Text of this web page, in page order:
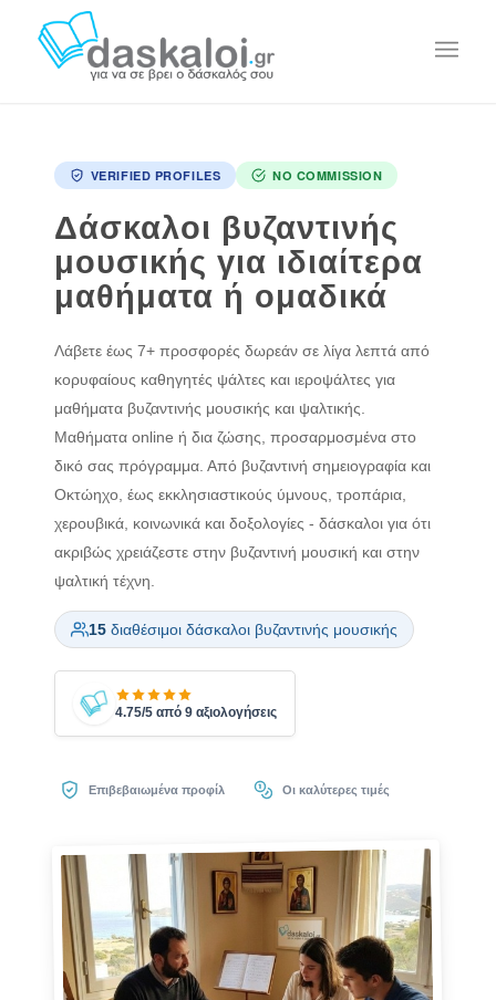
VERIFIED PROFILES NO COMMISSION
Δάσκαλοι βυζαντινής
μουσικής για ιδιαίτερα
μαθήματα ή ομαδικά
Λάβετε έως 7+ προσφορές δωρεάν σε λίγα λεπτά από
κορυφαίους καθηγητές ψάλτες και ιεροψάλτες για
μαθήματα βυζαντινής μουσικής και ψαλτικής.
Μαθήματα online ή δια ζώσης, προσαρμοσμένα στο
δικό σας πρόγραμμα. Από βυζαντινή σημειογραφία και
Οκτώηχο, έως εκκλησιαστικούς ύμνους, τροπάρια,
χερουβικά, κοινωνικά και δοξολογίες - δάσκαλοι για ότι
ακριβώς χρειάζεστε στην βυζαντινή μουσική και στην
ψαλτική τέχνη.
15διαθέσιμοι δάσκαλοι βυζαντινής μουσικής
4.75/5 από 9 αξιολογήσεις
Επιβεβαιωμένα προφίλ Οι καλύτερες τιμές